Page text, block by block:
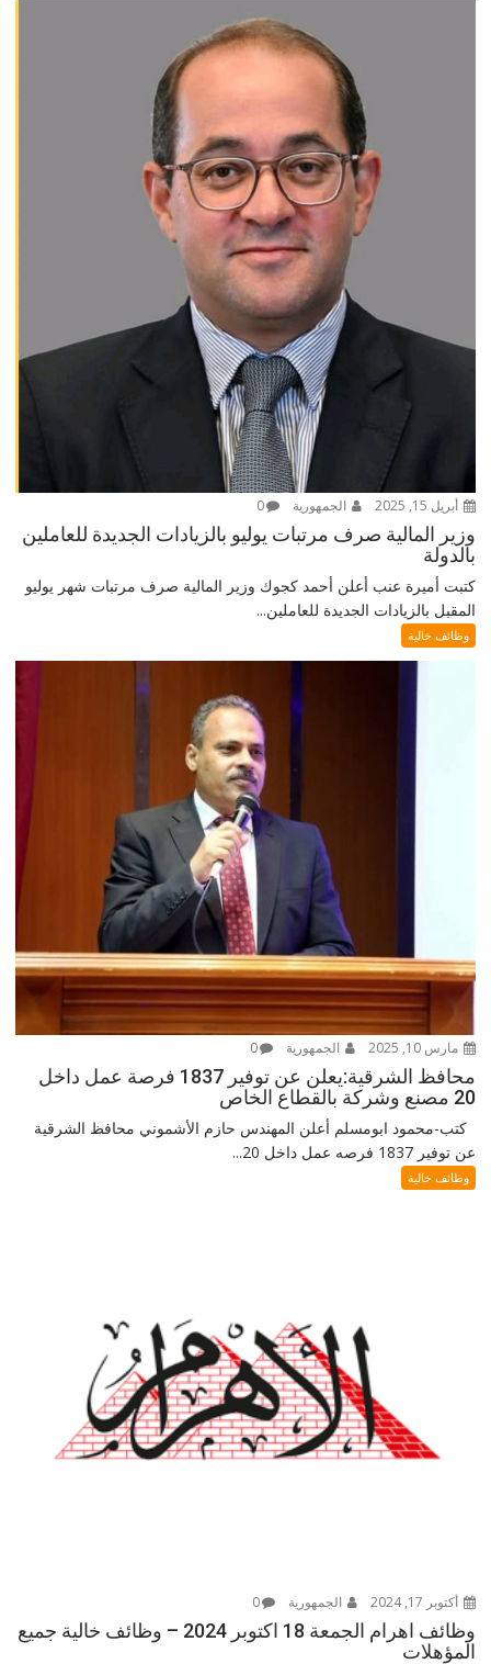
أبريل 15, 2025 الجمهورية 0
وزير المالية صرف مرتبات يوليو بالزيادات الجديدة للعاملين
بالدولة
كتبت أميرة عنب أعلن أحمد كجوك وزير المالية صرف مرتبات شهر يوليو
المقبل بالزيادات الجديدة للعاملين...
وظائف خالية
مارس 10, 2025 الجمهورية 0
محافظ الشرقية:يعلن عن توفير 1837 فرصة عمل داخل
20 مصنع وشركة بالقطاع الخاص
كتب-محمود ابومسلم أعلن المهندس حازم الأشموني محافظ الشرقية
عن توفير 1837 فرصه عمل داخل 20...
وظائف خالية
أكتوبر 17, 2024 الجمهورية 0
وظائف اهرام الجمعة 18 اكتوبر 2024 – وظائف خالية جميع
المؤهلات